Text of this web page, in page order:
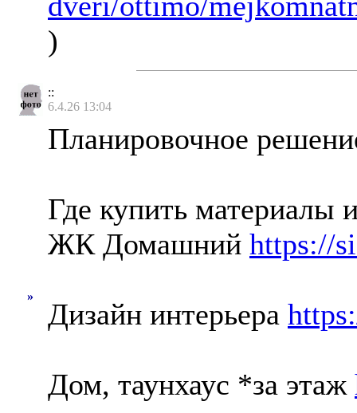
)
::
6.4.26 13:04
»
Планировочное
Где купить материалы
ЖК Домашний https://
Дизайн интерьера
Дом, таунхаус *за этаж